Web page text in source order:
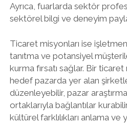
Ayrıca, fuarlarda sektör
sektörel bilgi ve deneyim
Ticaret misyonları ise
tanıtma ve potansiyel
kurma fırsatı sağlar. Bir
hedef pazarda yer alan
düzenleyebilir, pazar
ortaklarıyla bağlantılar
kültürel farklılıkları anlama ve